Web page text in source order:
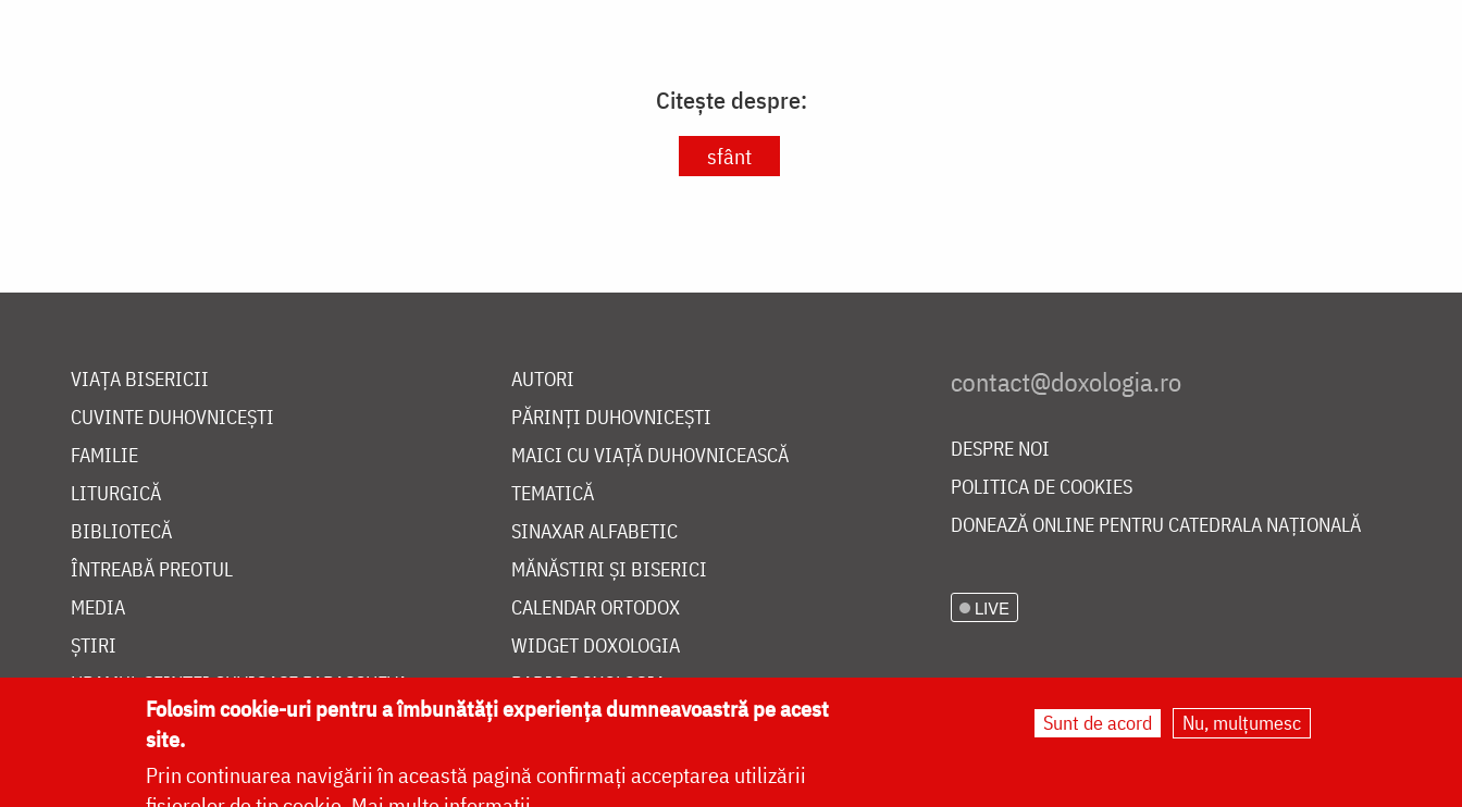
Citește despre:
sfânt
VIAȚA BISERICII
CUVINTE DUHOVNICEȘTI
FAMILIE
LITURGICĂ
BIBLIOTECĂ
ÎNTREABĂ PREOTUL
MEDIA
ȘTIRI
HRAMUL SFINTEI CUVIOASE PARASCHEVA
AUTORI
PĂRINȚI DUHOVNICEȘTI
MAICI CU VIAȚĂ DUHOVNICEASCĂ
TEMATICĂ
SINAXAR ALFABETIC
MĂNĂSTIRI ȘI BISERICI
CALENDAR ORTODOX
WIDGET DOXOLOGIA
RADIO DOXOLOGIA
DESPRE NOI
POLITICA DE COOKIES
DONEAZĂ ONLINE PENTRU CATEDRALA NAȚIONALĂ
LIVE
Folosim cookie-uri pentru a îmbunătăți experiența dumneavoastră pe acest
site.
Prin continuarea navigării în această pagină confirmați acceptarea utilizării
Sunt de acord Nu, mulțumesc